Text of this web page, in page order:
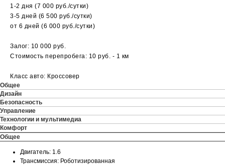
1-2 дня (7 000 руб./сутки)
3-5 дней (6 500 руб./сутки)
от 6 дней (6 000 руб./сутки)
Залог: 10 000 руб.
Стоимость перепробега: 10 руб. - 1 км
Класс авто: Кроссовер
Общее
Дизайн
Безопасность
Управление
Технологии и мультимедиа
Комфорт
Общее
Двигатель: 1.6
Трансмиссия: Роботизированная